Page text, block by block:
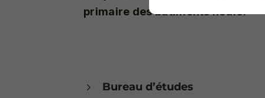
primaire des bâtiments neufs.
Bureau d’études